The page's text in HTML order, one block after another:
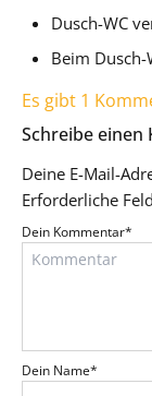
Dusch-WC
Beim
Es gibt 1
Schreibe einen
Deine E-Mail-
Erforderliche
Dein Kommentar*
Dein Name*